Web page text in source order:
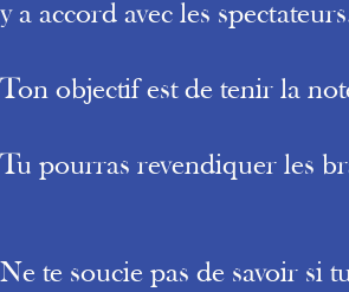
y a accord avec les
Ton objectif est de tenir la
Tu pourras revendiquer les
Ne te soucie pas de savoir si